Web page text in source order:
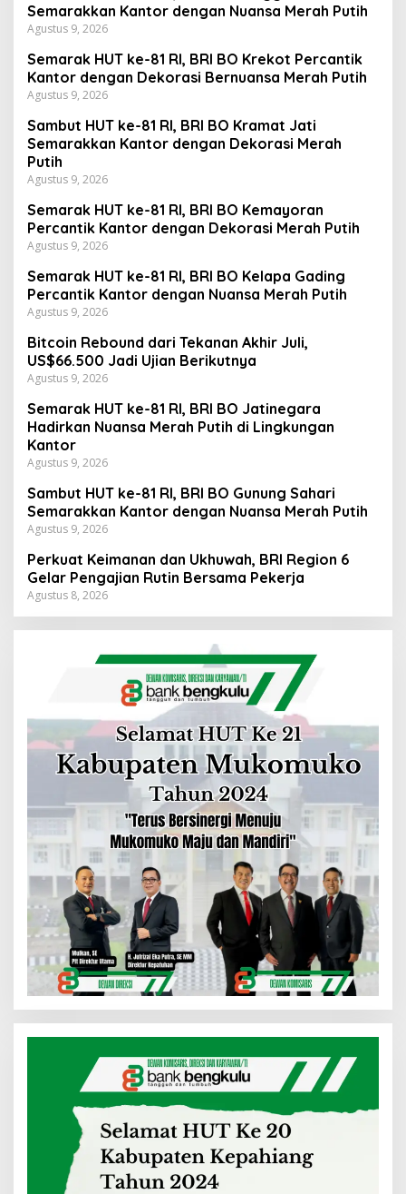
Semarakkan Kantor dengan Nuansa Merah Putih
Agustus 9, 2026
Semarak HUT ke-81 RI, BRI BO Krekot Percantik
Kantor dengan Dekorasi Bernuansa Merah Putih
Agustus 9, 2026
Sambut HUT ke-81 RI, BRI BO Kramat Jati
Semarakkan Kantor dengan Dekorasi Merah
Putih
Agustus 9, 2026
Semarak HUT ke-81 RI, BRI BO Kemayoran
Percantik Kantor dengan Dekorasi Merah Putih
Agustus 9, 2026
Semarak HUT ke-81 RI, BRI BO Kelapa Gading
Percantik Kantor dengan Nuansa Merah Putih
Agustus 9, 2026
Bitcoin Rebound dari Tekanan Akhir Juli,
US$66.500 Jadi Ujian Berikutnya
Agustus 9, 2026
Semarak HUT ke-81 RI, BRI BO Jatinegara
Hadirkan Nuansa Merah Putih di Lingkungan
Kantor
Agustus 9, 2026
Sambut HUT ke-81 RI, BRI BO Gunung Sahari
Semarakkan Kantor dengan Nuansa Merah Putih
Agustus 9, 2026
Perkuat Keimanan dan Ukhuwah, BRI Region 6
Gelar Pengajian Rutin Bersama Pekerja
Agustus 8, 2026